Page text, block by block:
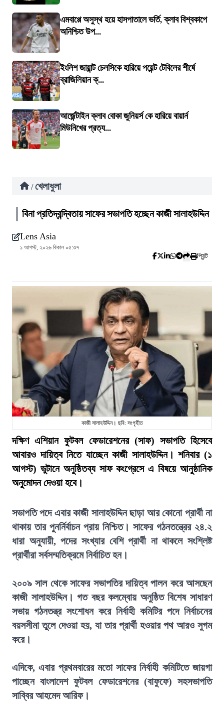
এমবাপ্পে অসুস্থ হয়ে হাসপাতালে ভর্তি, ক্লাব বিশ্বকাপে
অনিশ্চিত উপ...
ইংলিশ জায়ান্ট চেলসিকে হারিয়ে পয়েন্ট টেবিলের শীর্ষে
ব্রাজিলিয়ান ক্...
আর্জেন্টাইন ক্লাব বোকা জুনিয়র্স কে হারিয়ে বায়ার্ন
মিউনিখের প্রত্য...
/ খেলাধুলা
বিনা প্রতিদ্বন্দ্বিতায় সাফের সভাপতি হচ্ছেন কাজী সালাহউদ্দিন
Lens Asia
১ আগস্ট, ২০২৬ বিকাল ০৫:৩৭
প্রিন্ট
কাজী সালাহউদ্দিন। ছবি: সংগৃহীত
দক্ষিণ এশিয়ান ফুটবল ফেডারেশনের (সাফ) সভাপতি হিসেবে
আবারও দায়িত্ব নিতে যাচ্ছেন কাজী সালাহউদ্দিন। শনিবার (১
আগস্ট) ভুটানে অনুষ্ঠিতব্য সাফ কংগ্রেসে এ বিষয়ে আনুষ্ঠানিক
অনুমোদন দেওয়া হবে।
সভাপতি পদে এবার কাজী সালাহউদ্দিন ছাড়া আর কোনো প্রার্থী না
থাকায় তার পুনর্নির্বাচন প্রায় নিশ্চিত। সাফের গঠনতন্ত্রের ২৪.২
ধারা অনুযায়ী, পদের সংখ্যার বেশি প্রার্থী না থাকলে সংশ্লিষ্ট
প্রার্থীরা সর্বসম্মতিক্রমে নির্বাচিত হন।
২০০৯ সাল থেকে সাফের সভাপতির দায়িত্ব পালন করে আসছেন
কাজী সালাহউদ্দিন। গত বছর কলম্বোয় অনুষ্ঠিত বিশেষ সাধারণ
সভায় গঠনতন্ত্র সংশোধন করে নির্বাহী কমিটির পদে নির্বাচনের
বয়সসীমা তুলে দেওয়া হয়, যা তার প্রার্থী হওয়ার পথ আরও সুগম
করে।
এদিকে, এবার প্রথমবারের মতো সাফের নির্বাহী কমিটিতে জায়গা
পাচ্ছেন বাংলাদেশ ফুটবল ফেডারেশনের (বাফুফে) সহসভাপতি
সাব্বির আহমেদ আরিফ।